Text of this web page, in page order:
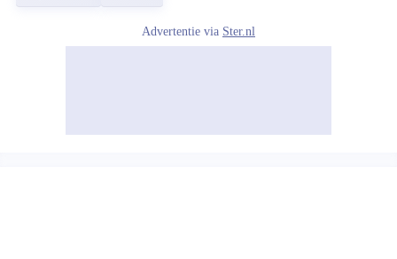
Advertentie via Ster.nl